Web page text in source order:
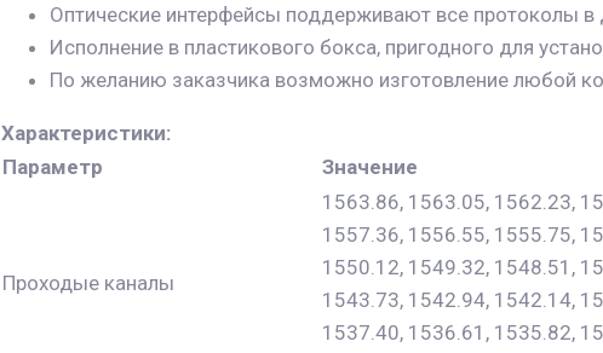
Оптические интерфейсы поддерживают все протоколы
Исполнение в пластикового бокса, пригодного для
По желанию заказчика возможно изготовление любой
Характеристики:
Параметр
Значение
Проходые каналы
1563.86, 1563.05, 1562.23,
1557.36, 1556.55, 1555.75,
1550.12, 1549.32, 1548.51,
1543.73, 1542.94, 1542.14,
1537.40, 1536.61, 1535.82,